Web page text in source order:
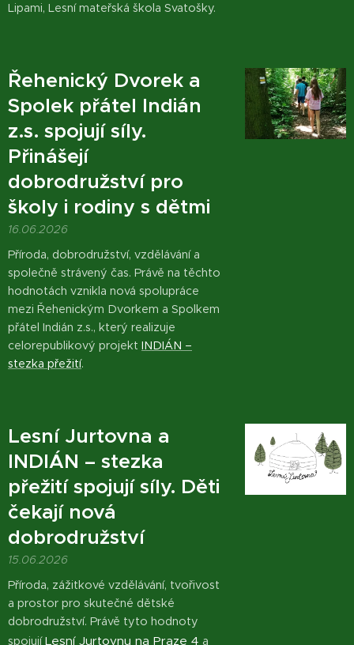
Lipami, Lesní mateřská škola Svatošky.
Řehenický Dvorek a
Spolek přátel Indián
z.s. spojují síly.
Přinášejí
dobrodružství pro
školy i rodiny s dětmi
16.06.2026
Příroda, dobrodružství, vzdělávání a
společně strávený čas. Právě na těchto
hodnotách vznikla nová spolupráce
mezi Řehenickým Dvorkem a Spolkem
přátel Indián z.s., který realizuje
celorepublikový projekt INDIÁN –
stezka přežití.
Lesní Jurtovna a
INDIÁN – stezka
přežití spojují síly. Děti
čekají nová
dobrodružství
15.06.2026
Příroda, zážitkové vzdělávání, tvořivost
a prostor pro skutečné dětské
dobrodružství. Právě tyto hodnoty
spojujíLesní Jurtovnu na Praze 4 a